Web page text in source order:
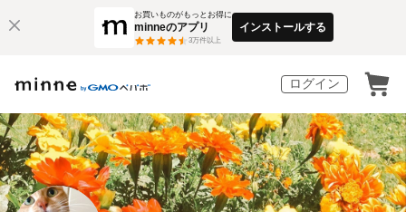
お買いものがもっとお得に
minneのアプリ
3万件以上
インストールする
ログイン